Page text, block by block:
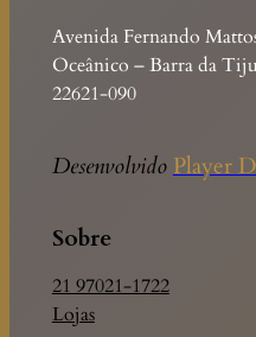
Avenida Fernando
Oceânico – Barra da
22621-090
Desenvolvido Player
Sobre
21 97021-1722
Lojas